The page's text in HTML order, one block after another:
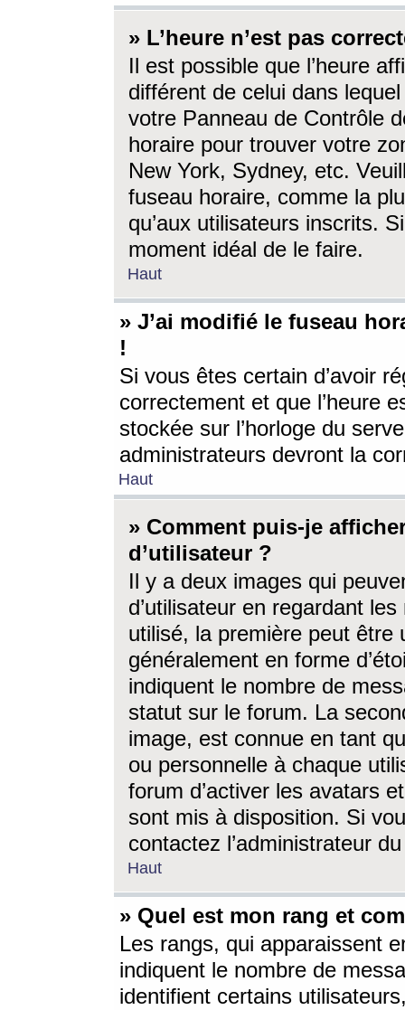
» L’heure n’est pas
Il est possible que l’heure
différent de celui dans
votre Panneau de Contrôle
horaire pour trouver votre
New York, Sydney, etc.
fuseau horaire, comme la
qu’aux utilisateurs inscrits.
moment idéal de le faire.
Haut
» J’ai modifié le fuseau
!
Si vous êtes certain d’avoir
correctement et que l’heure
stockée sur l’horloge du
administrateurs devront la
Haut
» Comment puis-je
d’utilisateur ?
Il y a deux images qui
d’utilisateur en regardant
utilisé, la première peut être
généralement en forme
indiquent le nombre de
statut sur le forum. La
image, est connue en tant
ou personnelle à chaque
forum d’activer les avatars
sont mis à disposition. Si
contactez l’administrateur
Haut
» Quel est mon rang et
Les rangs, qui apparaissent
indiquent le nombre de
identifient certains